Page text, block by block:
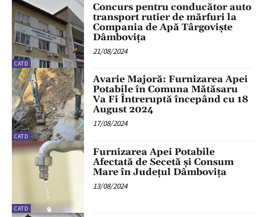
CATD
Concurs pentru conducător auto
transport rutier de mărfuri la
Compania de Apă Târgoviște
Dâmbovița
21/08/2024
CATD
Avarie Majoră: Furnizarea Apei
Potabile în Comuna Mătăsaru
Va Fi Întreruptă începând cu 18
August 2024
17/08/2024
CATD
Furnizarea Apei Potabile
Afectată de Secetă și Consum
Mare în Județul Dâmbovița
13/08/2024